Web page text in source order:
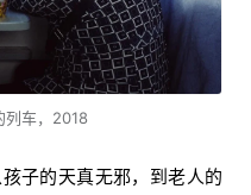
列车，2018
子的天真无邪，到老人的